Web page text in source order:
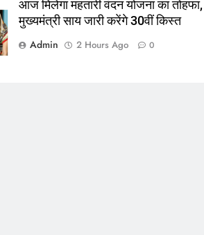
आज मिलेगा महतारी वंदन योजना का तोहफा,
मुख्यमंत्री साय जारी करेंगे 30वीं किस्त
Admin
2 Hours Ago 0